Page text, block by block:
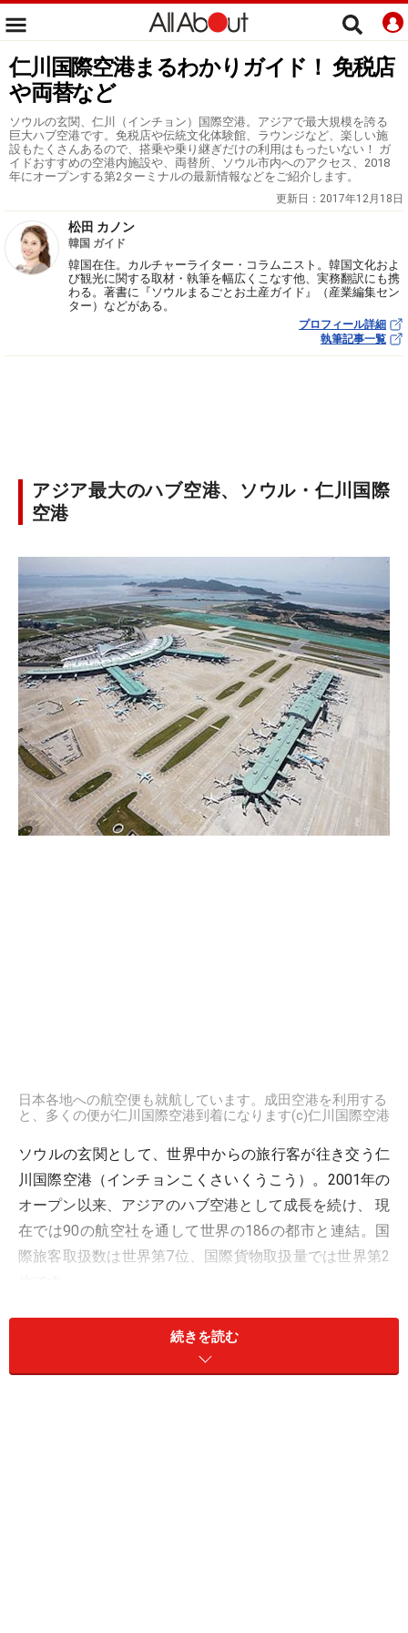
仁川国際空港まるわかりガイド！ 免税店
や両替など
ソウルの玄関、仁川（インチョン）国際空港。アジアで最大規模を誇る
巨大ハブ空港です。免税店や伝統文化体験館、ラウンジなど、楽しい施
設もたくさんあるので、搭乗や乗り継ぎだけの利用はもったいない！ ガ
イドおすすめの空港内施設や、両替所、ソウル市内へのアクセス、2018
年にオープンする第2ターミナルの最新情報などをご紹介します。
更新日： 2017年12月18日
松田 カノン
韓国 ガイド
韓国在住。カルチャーライター・コラムニスト。韓国文化およ
び観光に関する取材・執筆を幅広くこなす他、実務翻訳にも携
わる。著書に『ソウルまるごとお土産ガイド』（産業編集セン
ター）などがある。
プロフィール詳細
執筆記事一覧
アジア最大のハブ空港、ソウル・仁川国際
空港
日本各地への航空便も就航しています。成田空港を利用する
と、多くの便が仁川国際空港到着になります(c)仁川国際空港
ソウルの玄関として、世界中からの旅行客が往き交う仁
川国際空港（インチョンこくさいくうこう）。2001年の
オープン以来、アジアのハブ空港として成長を続け、 現
在では90の航空社を通して世界の186の都市と連結。国
際旅客取扱数は世界第7位、国際貨物取扱量では世界第2
続きを読む